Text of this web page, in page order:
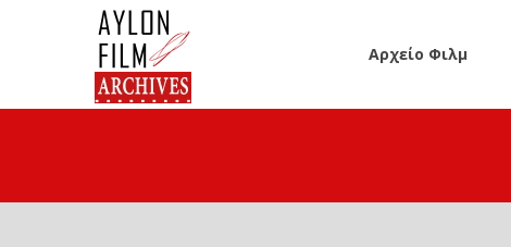
Αρχείο Φιλμ